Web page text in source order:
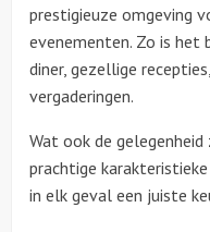
prestigieuze omgeving
evenementen. Zo is
diner, gezellige
vergaderingen.
Wat ook de
prachtige
in elk geval een juiste